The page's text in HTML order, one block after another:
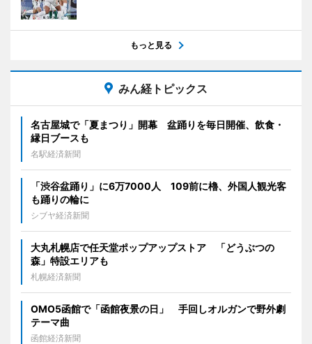
もっと見る
みん経トピックス
名古屋城で「夏まつり」開幕 盆踊りを毎日開催、飲食・
縁日ブースも
名駅経済新聞
「渋谷盆踊り」に6万7000人 109前に櫓、外国人観光客
も踊りの輪に
シブヤ経済新聞
大丸札幌店で任天堂ポップアップストア 「どうぶつの
森」特設エリアも
札幌経済新聞
OMO5函館で「函館夜景の日」 手回しオルガンで野外劇
テーマ曲
函館経済新聞